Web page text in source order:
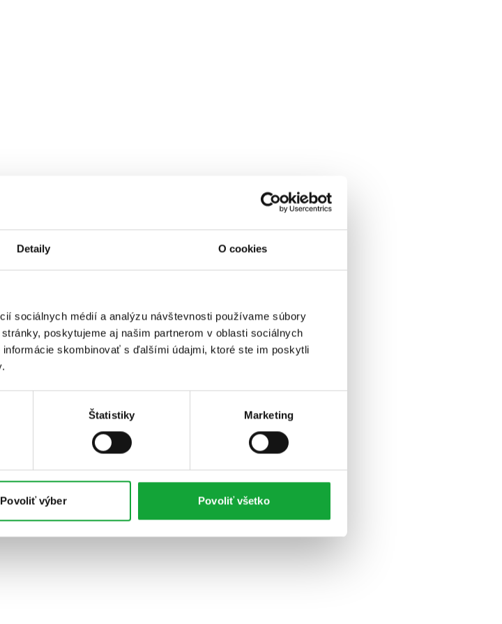
Detaily O cookies
sociálnych médií a analýzu návštevnosti používame súbory
poskytujeme aj našim partnerom v oblasti sociálnych
skombinovať s ďalšími údajmi, ktoré ste im poskytli
Štatistiky Marketing
Povoliť výber Povoliť všetko